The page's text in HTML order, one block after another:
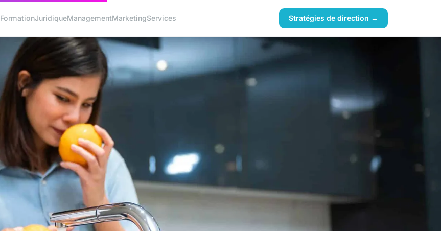
FormationJuridiqueManagementMarketingServices Stratégies de direction →